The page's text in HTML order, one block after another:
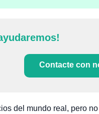
Contacte con
del mundo real, pero